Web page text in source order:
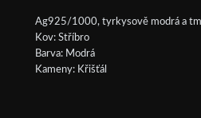
Ag925/1000, tyrkysově modrá a
Kov: Stříbro
Barva: Modrá
Kameny: Křišťál